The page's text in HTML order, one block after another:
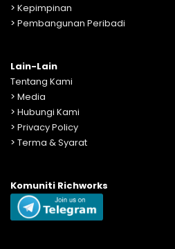
> Kepimpinan
> Pembangunan Peribadi
Lain-Lain
Tentang Kami
> Media
> Hubungi Kami
> Privacy Policy
> Terma & Syarat
Komuniti Richworks